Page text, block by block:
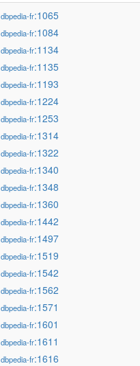
dbpedia-fr:1065
dbpedia-fr:1084
dbpedia-fr:1134
dbpedia-fr:1135
dbpedia-fr:1193
dbpedia-fr:1224
dbpedia-fr:1253
dbpedia-fr:1314
dbpedia-fr:1322
dbpedia-fr:1340
dbpedia-fr:1348
dbpedia-fr:1360
dbpedia-fr:1442
dbpedia-fr:1497
dbpedia-fr:1519
dbpedia-fr:1542
dbpedia-fr:1562
dbpedia-fr:1571
dbpedia-fr:1601
dbpedia-fr:1611
dbpedia-fr:1616